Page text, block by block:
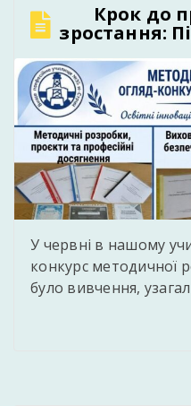
Крок до
зростання:
конкурсу
в
У червні в нашому
конкурс методичної
було вивчення,
досвіду, сучасних